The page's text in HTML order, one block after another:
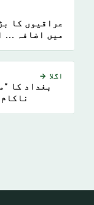
عراقیوں کا
میں اضافہ …
اگلا →
بغداد کا